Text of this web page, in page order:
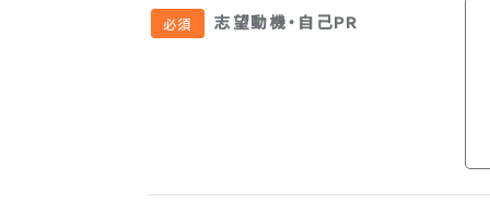
志望動機・自己PR